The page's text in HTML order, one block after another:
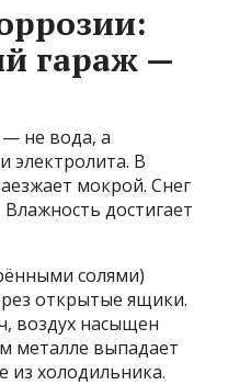
гараж —
не вода, а
электролита. В
мокрой. Снег
Влажность достигает
солями)
открытые ящики.
воздух насыщен
металле выпадает
из холодильника.